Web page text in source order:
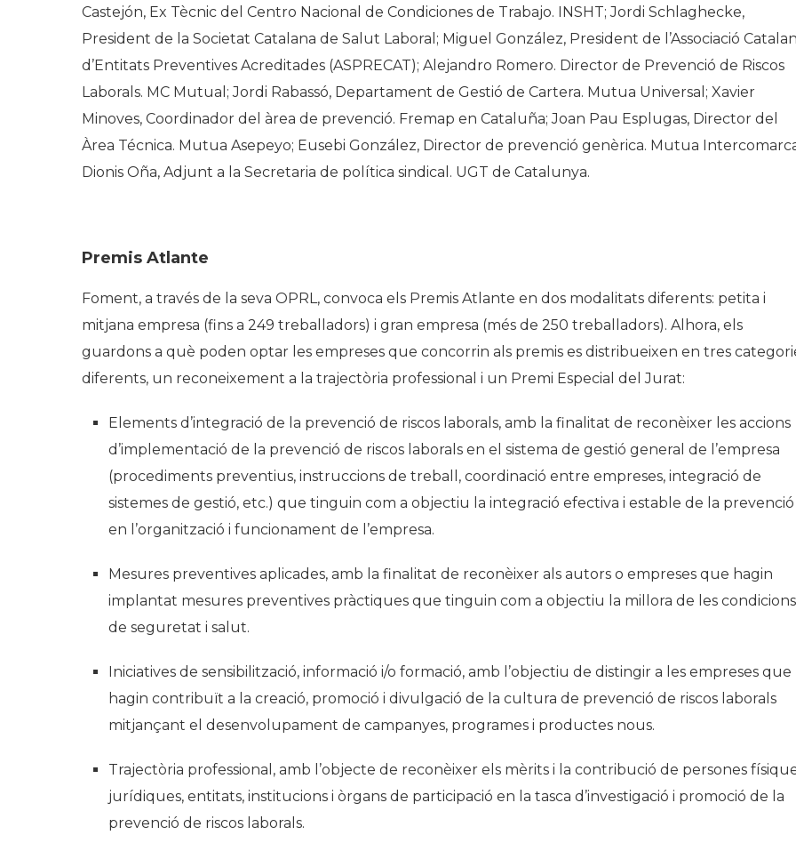
Castejón, Ex Tècnic del Centro Nacional de Condiciones de Trabajo. INSHT; Jordi Schlaghecke,
President de la Societat Catalana de Salut Laboral; Miguel González, President de l’Associació
d’Entitats Preventives Acreditades (ASPRECAT); Alejandro Romero. Director de Prevenció de Riscos
Laborals. MC Mutual; Jordi Rabassó, Departament de Gestió de Cartera. Mutua Universal; Xavier
Minoves, Coordinador del àrea de prevenció. Fremap en Cataluña; Joan Pau Esplugas, Director del
Àrea Técnica. Mutua Asepeyo; Eusebi González, Director de prevenció genèrica. Mutua
Dionis Oña, Adjunt a la Secretaria de política sindical. UGT de Catalunya.
Premis Atlante
Foment, a través de la seva OPRL, convoca els Premis Atlante en dos modalitats diferents: petita i
mitjana empresa (fins a 249 treballadors) i gran empresa (més de 250 treballadors). Alhora, els
guardons a què poden optar les empreses que concorrin als premis es distribueixen en tres
diferents, un reconeixement a la trajectòria professional i un Premi Especial del Jurat:
Elements d’integració de la prevenció de riscos laborals, amb la finalitat de reconèixer les accions
d’implementació de la prevenció de riscos laborals en el sistema de gestió general de l’empresa
(procediments preventius, instruccions de treball, coordinació entre empreses, integració de
sistemes de gestió, etc.) que tinguin com a objectiu la integració efectiva i estable de la prevenció
en l’organització i funcionament de l’empresa.
Mesures preventives aplicades, amb la finalitat de reconèixer als autors o empreses que hagin
implantat mesures preventives pràctiques que tinguin com a objectiu la millora de les condicions
de seguretat i salut.
Iniciatives de sensibilització, informació i/o formació, amb l’objectiu de distingir a les empreses que
hagin contribuït a la creació, promoció i divulgació de la cultura de prevenció de riscos laborals
mitjançant el desenvolupament de campanyes, programes i productes nous.
Trajectòria professional , amb l’objecte de reconèixer els mèrits i la contribució de persones
jurídiques, entitats, institucions i òrgans de participació en la tasca d’investigació i promoció de la
prevenció de riscos laborals.